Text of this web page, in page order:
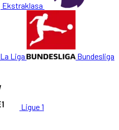
Ekstraklasa
La Liga Bundesliga
Ligue 1